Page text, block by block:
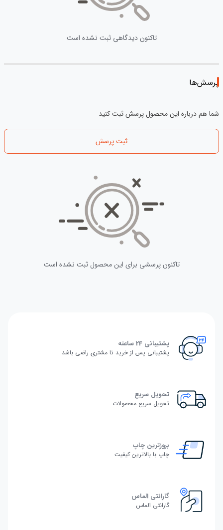
تاکنون دیدگاهی ثبت نشده است
پرسش‌ها
شما هم درباره این محصول پرسش ثبت کنید
ثبت پرسش
تاکنون پرسشی برای این محصول ثبت نشده است
پشتیبانی 24 ساعته
پشتیبانی پس از خرید تا مشتری راضی باشد
تحویل سریع
تحویل سریع محصولات
بروزترین چاپ
چاپ با بالاترین کیفیت
گارانتی الماس
گارانتی الماس